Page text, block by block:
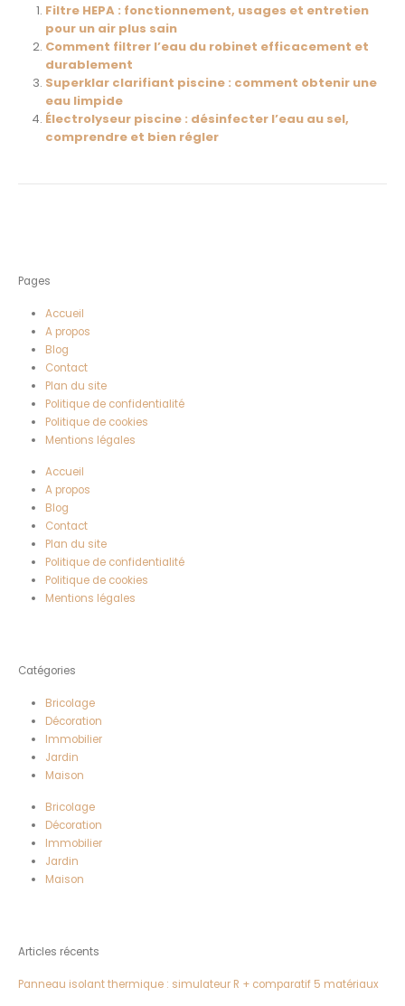
Filtre HEPA : fonctionnement, usages et entretien
pour un air plus sain
Comment filtrer l’eau du robinet efficacement et
durablement
Superklar clarifiant piscine : comment obtenir une
eau limpide
Électrolyseur piscine : désinfecter l’eau au sel,
comprendre et bien régler
Pages
Accueil
A propos
Blog
Contact
Plan du site
Politique de confidentialité
Politique de cookies
Mentions légales
Accueil
A propos
Blog
Contact
Plan du site
Politique de confidentialité
Politique de cookies
Mentions légales
Catégories
Bricolage
Décoration
Immobilier
Jardin
Maison
Bricolage
Décoration
Immobilier
Jardin
Maison
Articles récents
Panneau isolant thermique : simulateur R + comparatif 5 matériaux